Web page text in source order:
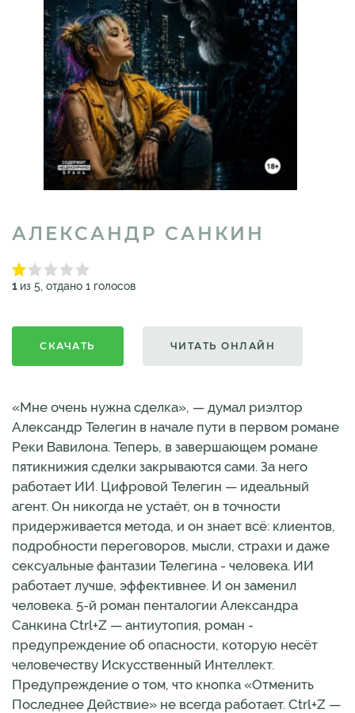
АЛЕКСАНДР САНКИН
1из 5, отдано 1 голосов
СКАЧАТЬ ЧИТАТЬ ОНЛАЙН
«Мне очень нужна сделка», — думал риэлтор
Александр Телегин в начале пути в первом романе
Реки Вавилона. Теперь, в завершающем романе
пятикнижия сделки закрываются сами. За него
работает ИИ. Цифровой Телегин — идеальный
агент. Он никогда не устаёт, он в точности
придерживается метода, и он знает всё: клиентов,
подробности переговоров, мысли, страхи и даже
сексуальные фантазии Телегина - человека. ИИ
работает лучше, эффективнее. И он заменил
человека. 5-й роман пенталогии Александра
Санкина Ctrl+Z — антиутопия, роман -
предупреждение об опасности, которую несёт
человечеству Искусственный Интеллект.
Предупреждение о том, что кнопка «Отменить
Последнее Действие» не всегда работает. Ctrl+Z —